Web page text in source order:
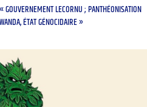
LECORNU ; PANTHÉONISATION
ÉTAT GÉNOCIDAIRE »